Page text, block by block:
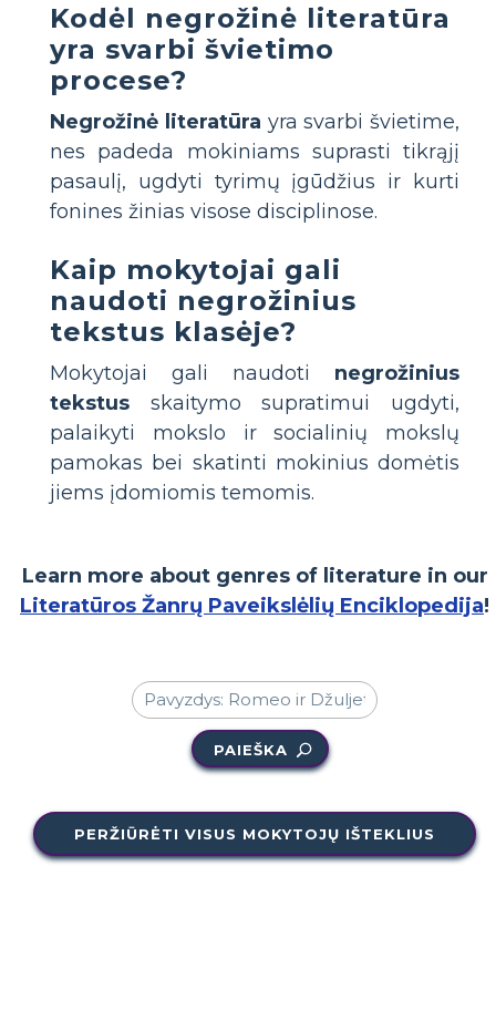
Kodėl negrožinė literatūra
yra svarbi švietimo
procese?
Negrožinė literatūra yra svarbi švietime,
nes padeda mokiniams suprasti tikrąjį
pasaulį, ugdyti tyrimų įgūdžius ir kurti
fonines žinias visose disciplinose.
Kaip mokytojai gali
naudoti negrožinius
tekstus klasėje?
Mokytojai gali naudoti negrožinius
tekstus skaitymo supratimui ugdyti,
palaikyti mokslo ir socialinių mokslų
pamokas bei skatinti mokinius domėtis
jiems įdomiomis temomis.
Learn more about genres of literature in our
Literatūros Žanrų Paveikslėlių Enciklopedija!
PAIEŠKA
PERŽIŪRĖTI VISUS MOKYTOJŲ IŠTEKLIUS